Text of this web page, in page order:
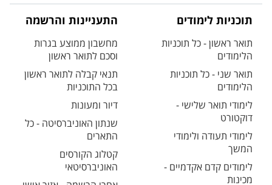
תוכניות לימודים
תואר ראשון - כל תוכניות
הלימודים
תואר שני - כל תוכניות
הלימודים
לימודי תואר שלישי -
דוקטורט
לימודי תעודה ולימודי
המשך
לימודים קדם אקדמיים -
מכינות
התעניינות והרשמה
מחשבון ממוצע בגרות
וסכם לתואר ראשון
תנאי קבלה לתואר ראשון
בכל התוכניות
דיור ומעונות
שנתון האוניברסיטה - כל
התארים
קטלוג הקורסים
האוניברסיטאי